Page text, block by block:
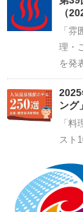
（
「
理・
を発
ング
「
スト